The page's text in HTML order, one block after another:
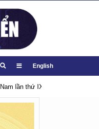
English
2026-2031